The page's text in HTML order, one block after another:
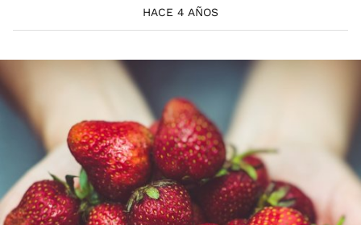
HACE 4 AÑOS